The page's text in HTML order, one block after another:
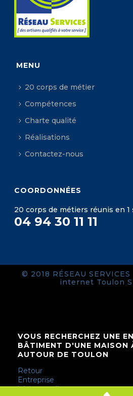
MENU
20 corps de métier
Compétences
Charte qualité
Réalisations
Contactez-nous
COORDONNÉES
20 corps de métiers réunis en 1
04 94 30 11 11
© 2018 RÉSEAU SERVICES
internet Toulon
VOUS RECHERCHEZ UNE
BÂTIMENT D'UNE MAISON
AUTOUR DE TOULON
Retour
Entreprise
bâtiment d'une